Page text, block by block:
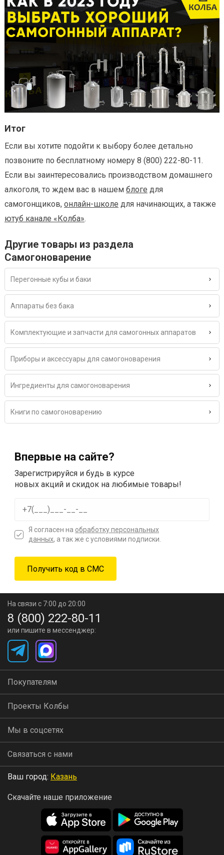
Итог
Если вы хотите подойти к выбору более детально
позвоните по бесплатному номеру 8 (800) 222-80-11.
Если вы заинтересовались производством домашнего
алкоголя, то ждем вас в нашем блоге для
самогонщиков, онлайн-школе для начинающих, а также
ютуб канале «Колба».
Другие товары из раздела
Самогоноварение
Перегонные кубы и баки
Аппараты без бака
Комплектующие и запчасти для самогонных аппаратов
Приборы и аксессуары для самогоноварения
Ингредиенты для самогоноварения
Книги по самогоноварению
Впервые на сайте?
Зарегистрируйся и будь в курсе
новых акций и скидок на любимые товары!
Я согласен на обработку персональных
данных, а так же с условиями подписки.
На связи с 7:00 до 20:00
8 (800) 222-80-11
или пишите в мессенджер:
Покупателям
Проекты Колбы
Мы в соцсетях
Связаться с нами
Ваш город: Казань
Скачайте наше приложение